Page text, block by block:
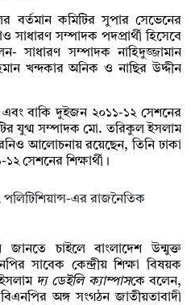
বর্তমান কমিটির সুপার সেভেনের
সম্পাদক পদপ্রার্থী হিসেবে
সাধারণ সম্পাদক নাহিদুজ্জামান
খন্দকার অনিক ও নাছির উদ্দীন
বাকি দুইজন ২০১১-১২ সেশনের
যুগ্ম সম্পাদক মো. তরিকুল ইসলাম
আলোচনায় রয়েছেন,তিনি ঢাকা
সেশনের শিক্ষার্থী।
এর রাজনৈতিক
জানতে চাইলে বাংলাদেশ উন্মুক্ত
সাবেক কেন্দ্রীয় শিক্ষা বিষয়ক
দ্য ডেইলি ক্যাম্পাসকে বলেন,
অঙ্গ সংগঠন জাতীয়তাবাদী